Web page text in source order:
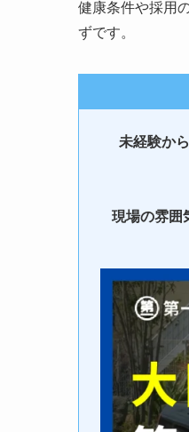
健康条件や採用
ずです。
未経験か
現場の雰囲